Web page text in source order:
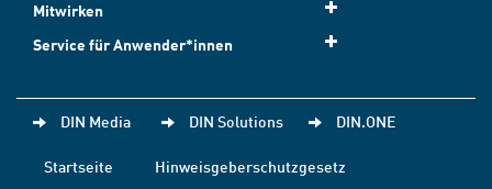
Mitwirken
Service für Anwender*innen
DIN Media DIN Solutions DIN.ONE
Startseite
Hinweisgeberschutzgesetz